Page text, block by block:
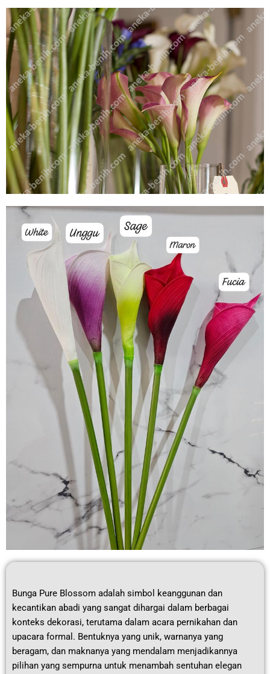
Bunga Pure Blossom adalah simbol keanggunan dan
kecantikan abadi yang sangat dihargai dalam berbagai
konteks dekorasi, terutama dalam acara pernikahan dan
upacara formal. Bentuknya yang unik, warnanya yang
beragam, dan maknanya yang mendalam menjadikannya
pilihan yang sempurna untuk menambah sentuhan elegan